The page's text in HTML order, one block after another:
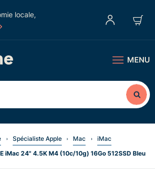
locale,
MENU
Spécialiste Apple Mac
iMac
iMac 24" 4.5K M4 (10c/10g) 16Go 512SSD Bleu